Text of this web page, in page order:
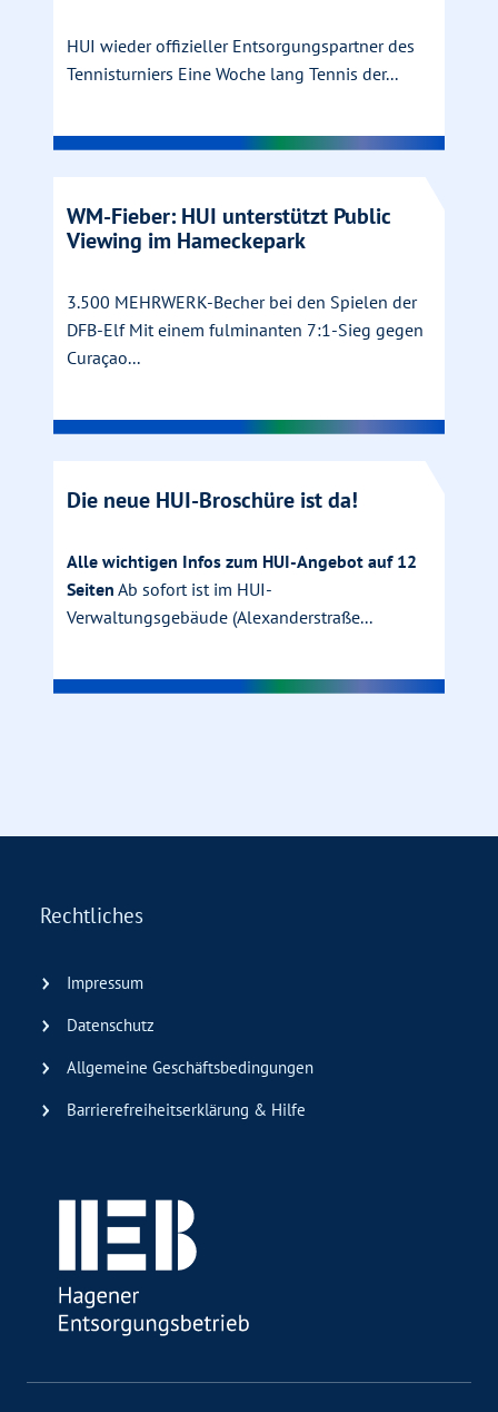
HUI wieder offizieller Entsorgungspartner des
Tennisturniers Eine Woche lang Tennis der...
WM-Fieber: HUI unterstützt Public
Viewing im Hameckepark
3.500 MEHRWERK-Becher bei den Spielen der
DFB-Elf Mit einem fulminanten 7:1-Sieg gegen
Curaçao...
Die neue HUI-Broschüre ist da!
Alle wichtigen Infos zum HUI-Angebot auf 12
Seiten Ab sofort ist im HUI-
Verwaltungsgebäude (Alexanderstraße...
Rechtliches
Impressum
Datenschutz
Allgemeine Geschäftsbedingungen
Barrierefreiheitserklärung & Hilfe